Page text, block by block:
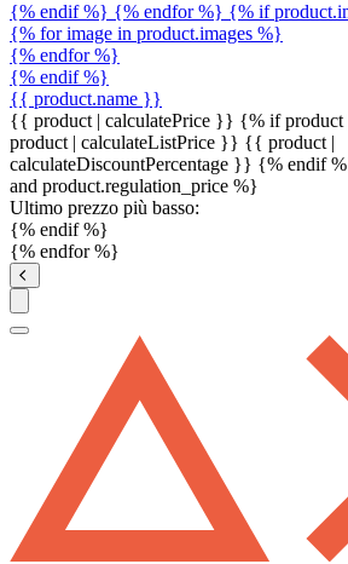
{% endif %} {% endfor %} {% if
{% for image in product.images %}
{% endfor %}
{% endif %}
{{ product.name }}
{{ product | calculatePrice }} {% if product
product | calculateListPrice }} {{ product |
calculateDiscountPercentage }} {% endif
and product.regulation_price %}
Ultimo prezzo più basso:
{% endif %}
{% endfor %}